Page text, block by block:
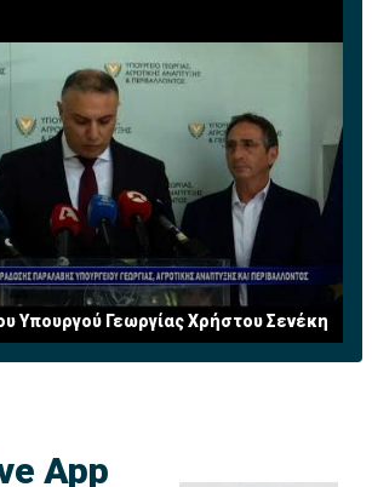
Υπουργού Γεωργίας Χρήστου Σενέκη
App